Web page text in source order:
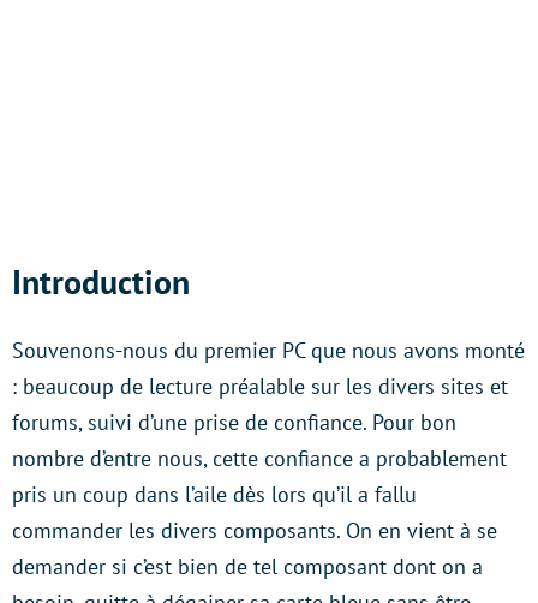
Introduction
Souvenons-nous du premier PC que nous avons monté
: beaucoup de lecture préalable sur les divers sites et
forums, suivi d’une prise de confiance. Pour bon
nombre d’entre nous, cette confiance a probablement
pris un coup dans l’aile dès lors qu’il a fallu
commander les divers composants. On en vient à se
demander si c’est bien de tel composant dont on a